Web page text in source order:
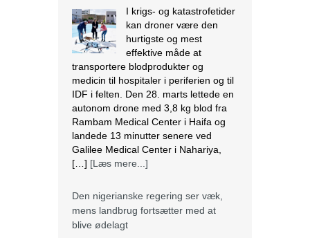
I krigs- og katastrofetider
kan droner være den
hurtigste og mest
effektive måde at
transportere blodprodukter og
medicin til hospitaler i periferien og til
IDF i felten. Den 28. marts lettede en
autonom drone med 3,8 kg blod fra
Rambam Medical Center i Haifa og
landede 13 minutter senere ved
Galilee Medical Center i Nahariya,
[…] [Læs mere...]
Den nigerianske regering ser væk,
mens landbrug fortsætter med at
blive ødelagt